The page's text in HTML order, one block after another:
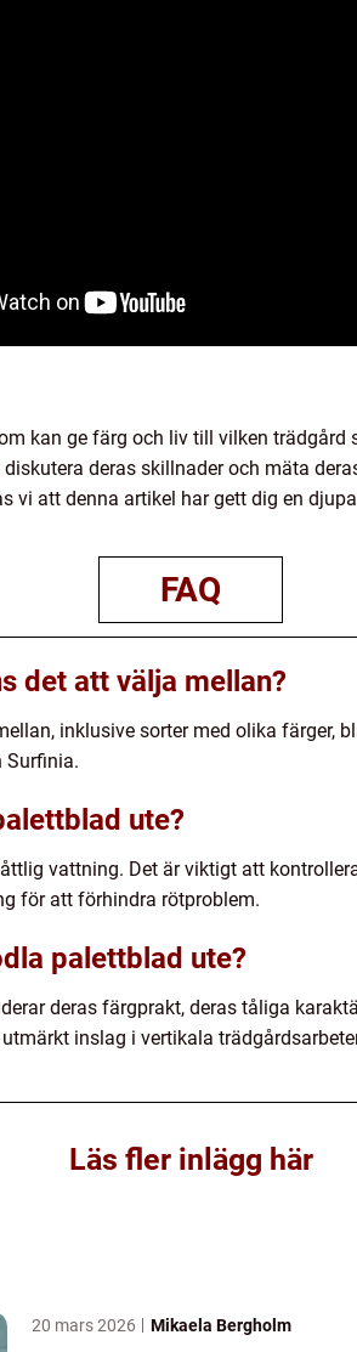
kan ge färg och liv till vilken trädgård
deras skillnader och mäta
vi att denna artikel har gett dig en
FAQ
det att välja mellan?
inklusive sorter med olika färger,
Surfinia.
ute?
vattning. Det är viktigt att
för att förhindra rötproblem.
palettblad ute?
deras färgprakt, deras tåliga
inslag i vertikala
Läs fler inlägg här
20 mars 2026 Mikaela Bergholm